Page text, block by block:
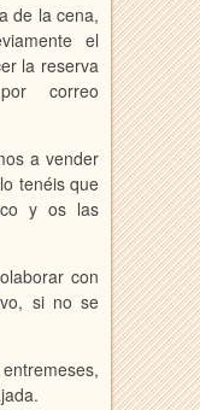
la cena,
el
la reserva
correo
a vender
tenéis que
y os las
con
si no se